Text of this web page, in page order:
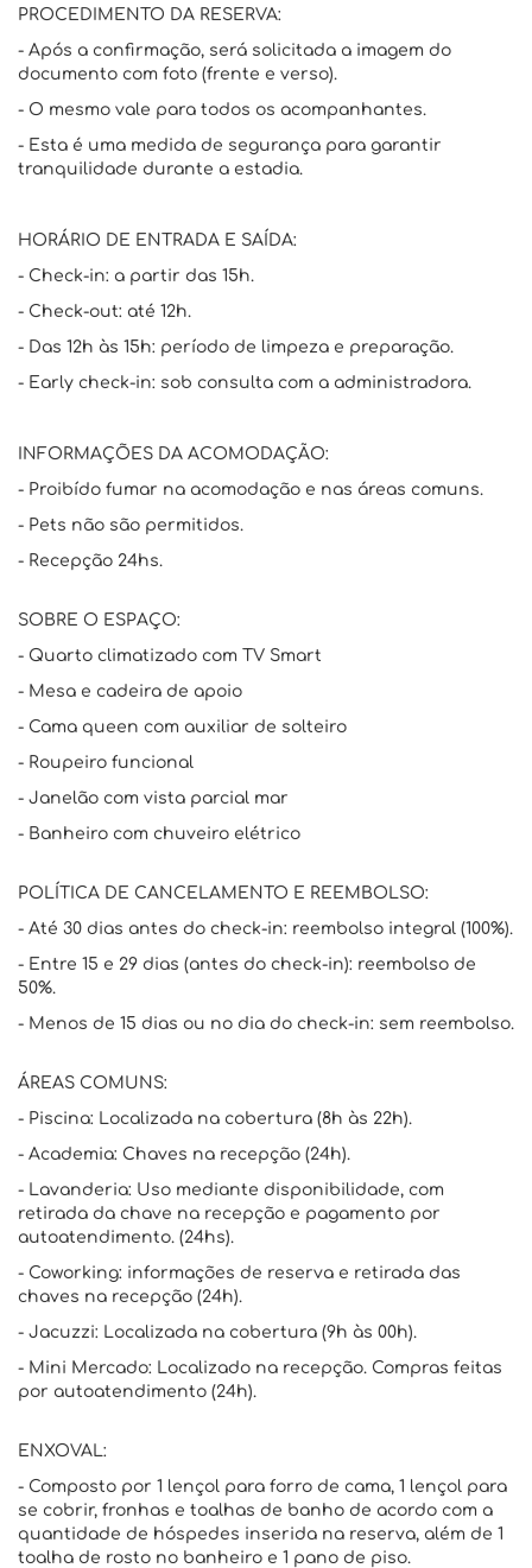
PROCEDIMENTO DA RESERVA:
- Após a confirmação, será solicitada a imagem do
documento com foto (frente e verso).
- O mesmo vale para todos os acompanhantes.
- Esta é uma medida de segurança para garantir
tranquilidade durante a estadia.
HORÁRIO DE ENTRADA E SAÍDA:
- Check-in: a partir das 15h.
- Check-out: até 12h.
- Das 12h às 15h: período de limpeza e preparação.
- Early check-in: sob consulta com a administradora.
INFORMAÇÕES DA ACOMODAÇÃO:
- Proibído fumar na acomodação e nas áreas comuns.
- Pets não são permitidos.
- Recepção 24hs.
SOBRE O ESPAÇO:
- Quarto climatizado com TV Smart
- Mesa e cadeira de apoio
- Cama queen com auxiliar de solteiro
- Roupeiro funcional
- Janelão com vista parcial mar
- Banheiro com chuveiro elétrico
POLÍTICA DE CANCELAMENTO E REEMBOLSO:
- Até 30 dias antes do check-in: reembolso integral (100%).
- Entre 15 e 29 dias (antes do check-in): reembolso de
50%.
- Menos de 15 dias ou no dia do check-in: sem reembolso.
ÁREAS COMUNS:
- Piscina: Localizada na cobertura (8h às 22h).
- Academia: Chaves na recepção (24h).
- Lavanderia: Uso mediante disponibilidade, com
retirada da chave na recepção e pagamento por
autoatendimento. (24hs).
- Coworking: informações de reserva e retirada das
chaves na recepção (24h).
- Jacuzzi: Localizada na cobertura (9h às 00h).
- Mini Mercado: Localizado na recepção. Compras feitas
por autoatendimento (24h).
ENXOVAL:
- Composto por 1 lençol para forro de cama, 1 lençol para
se cobrir, fronhas e toalhas de banho de acordo com a
quantidade de hóspedes inserida na reserva, além de 1
toalha de rosto no banheiro e 1 pano de piso.